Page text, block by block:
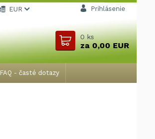
FAQ - časté dotazy
EUR Prihlásenie
0ks
za0,00 EUR